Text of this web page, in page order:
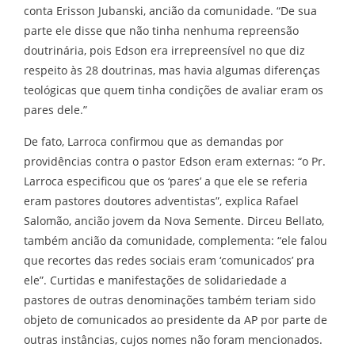
conta Erisson Jubanski, ancião da comunidade. “De sua
parte ele disse que não tinha nenhuma repreensão
doutrinária, pois Edson era irrepreensível no que diz
respeito às 28 doutrinas, mas havia algumas diferenças
teológicas que quem tinha condições de avaliar eram os
pares dele.”
De fato, Larroca confirmou que as demandas por
providências contra o pastor Edson eram externas: “o Pr.
Larroca especificou que os ‘pares’ a que ele se referia
eram pastores doutores adventistas”, explica Rafael
Salomão, ancião jovem da Nova Semente. Dirceu Bellato,
também ancião da comunidade, complementa: “ele falou
que recortes das redes sociais eram ‘comunicados’ pra
ele”. Curtidas e manifestações de solidariedade a
pastores de outras denominações também teriam sido
objeto de comunicados ao presidente da AP por parte de
outras instâncias, cujos nomes não foram mencionados.